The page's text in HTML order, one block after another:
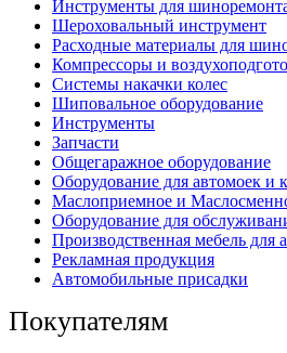
Инструменты для
Шероховальный инструмент
Расходные материалы для
Компрессоры и
Системы накачки колес
Шиповальное оборудование
Инструменты
Запчасти
Общегаражное оборудование
Оборудование для автомоек и
Маслоприемное и
Оборудование для
Производственная мебель для
Рекламная продукция
Автомобильные присадки
Покупателям